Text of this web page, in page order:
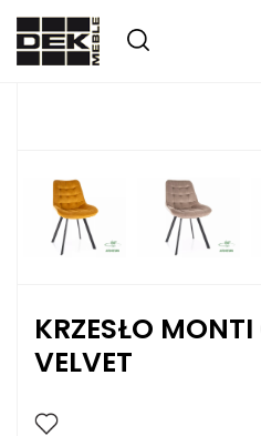
KRZESŁO
VELVET